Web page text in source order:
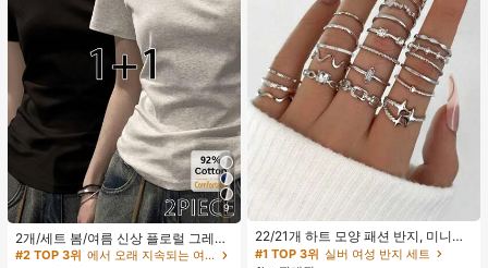
9
2개/세트 봄/여름 신상 플로럴 그레이
+ 블랙 반팔 티셔츠, 여성 슬림핏 솔리
#2 TOP 3위
에서 오래 지속되는 여성 상의, 블라우스 & 티
높은 재방문 고객
#2 TOP 3위
에서 오래 지속되는 여성 상의, 블라우스 & 티
#2 TOP 3위
에서 오래 지속되는 여성 상의, 블라우스 & 티
22/21개 하트 모양 패션 반지, 미니멀
리스트 크리스탈 임베디드 보헤미안
#1 TOP 3위
실버 여성 반지 세트
거의 매진!
#1 TOP 3위 실버 여성 반지 세트
#1 TOP 3위 실버 여성 반지 세트